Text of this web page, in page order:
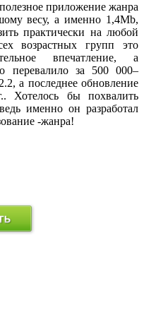
приложение жанра
весу, а именно 1,4Mb,
практически на любой
возрастных групп это
впечатление, а
перевалило за 500 000–
а последнее обновление
Хотелось бы похвалить
именно он разработал
-жанра!